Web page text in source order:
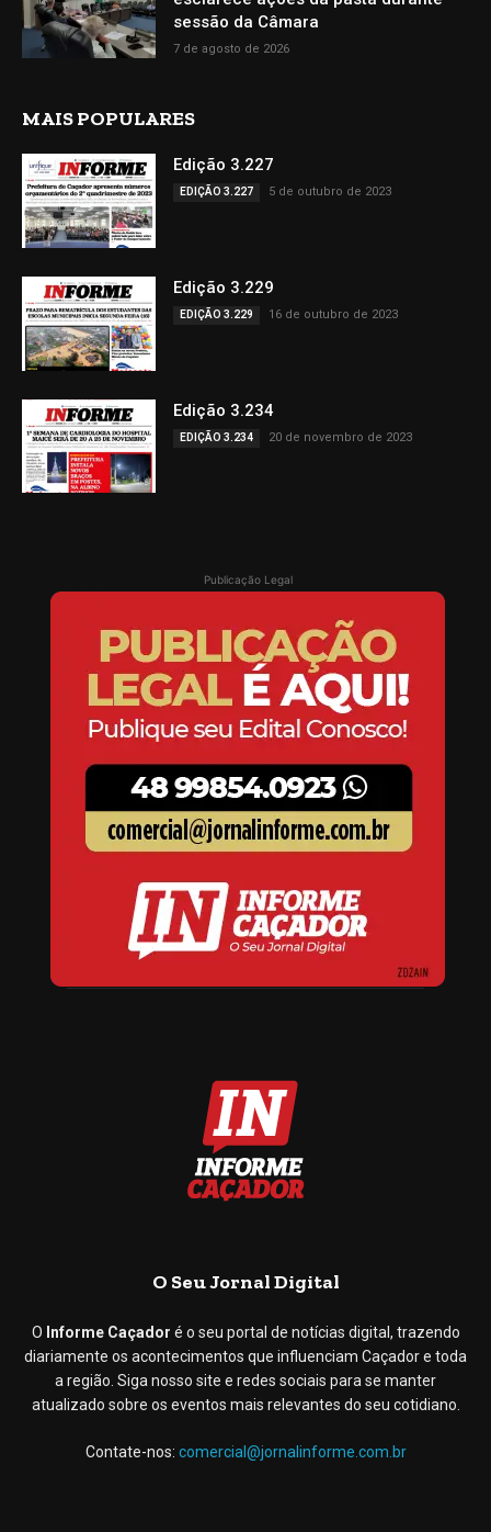
sessão da Câmara
7 de agosto de 2026
MAIS POPULARES
Edição 3.227
EDIÇÃO 3.227 5 de outubro de 2023
Edição 3.229
EDIÇÃO 3.229 16 de outubro de 2023
Edição 3.234
EDIÇÃO 3.234 20 de novembro de 2023
Publicação Legal
O Seu Jornal Digital
O Informe Caçador é o seu portal de notícias digital, trazendo
diariamente os acontecimentos que influenciam Caçador e toda
a região. Siga nosso site e redes sociais para se manter
atualizado sobre os eventos mais relevantes do seu cotidiano.
Contate-nos: comercial@jornalinforme.com.br